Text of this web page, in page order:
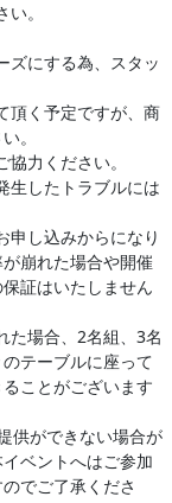
。
ズにする為、スタッ
頂く予定ですが、商
。
力ください。
生したトラブルには
申し込みからになり
崩れた場合や開催
証はいたしません
た場合、2名組、3名
テーブルに座って
ことがございます
供ができない場合が
ベントへはご参加
でご了承くださ